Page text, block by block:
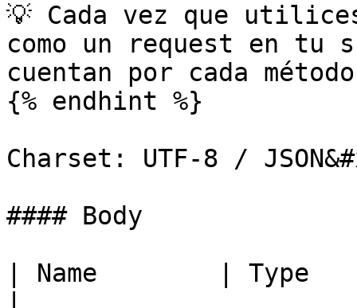
💡 Cada vez que
como un request en tu
cuentan por cada
{% endhint %}
Charset: UTF-8 /
#### Body
| Name        | Type